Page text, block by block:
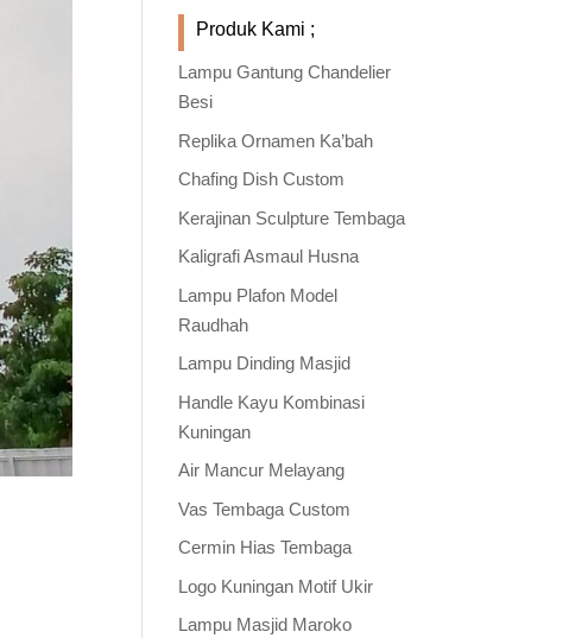
Produk Kami ;
Lampu Gantung Chandelier
Besi
Replika Ornamen Ka’bah
Chafing Dish Custom
Kerajinan Sculpture Tembaga
Kaligrafi Asmaul Husna
Lampu Plafon Model
Raudhah
Lampu Dinding Masjid
Handle Kayu Kombinasi
Kuningan
Air Mancur Melayang
Vas Tembaga Custom
Cermin Hias Tembaga
Logo Kuningan Motif Ukir
Lampu Masjid Maroko